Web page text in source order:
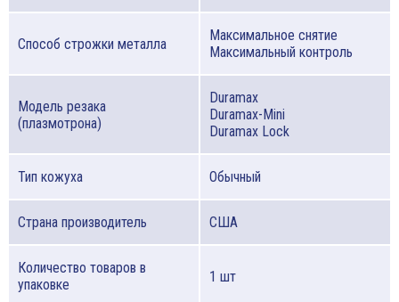
Способ строжки металла
Максимальное снятие
Максимальный контроль
Модель резака
(плазмотрона)
Duramax
Duramax-Mini
Duramax Lock
Тип кожуха Обычный
Страна производитель США
Количество товаров в
упаковке
1 шт